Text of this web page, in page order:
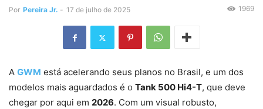
Por Pereira Jr. - 17 de julho de 2025 1969
A GWM está acelerando seus planos no Brasil, e um dos
modelos mais aguardados é o Tank 500 Hi4-T, que deve
chegar por aqui em 2026. Com um visual robusto,